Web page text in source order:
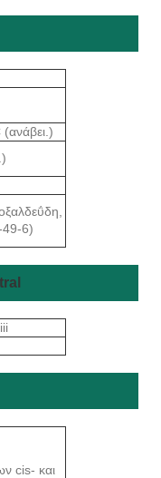
49-6)
cis- και